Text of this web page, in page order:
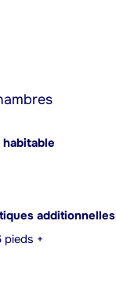
additionnelles
+